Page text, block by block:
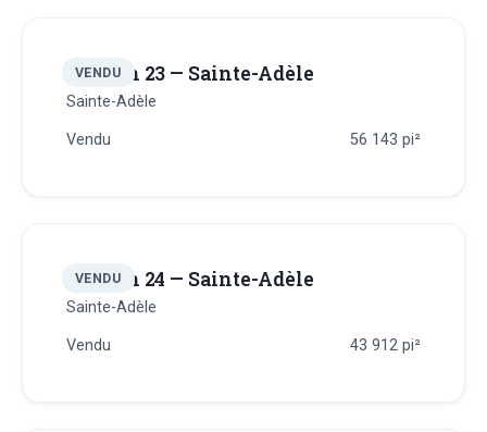
VENDU
Terrain 23 — Sainte-Adèle
Sainte-Adèle
Vendu 56 143 pi²
VENDU
Terrain 24 — Sainte-Adèle
Sainte-Adèle
Vendu 43 912 pi²